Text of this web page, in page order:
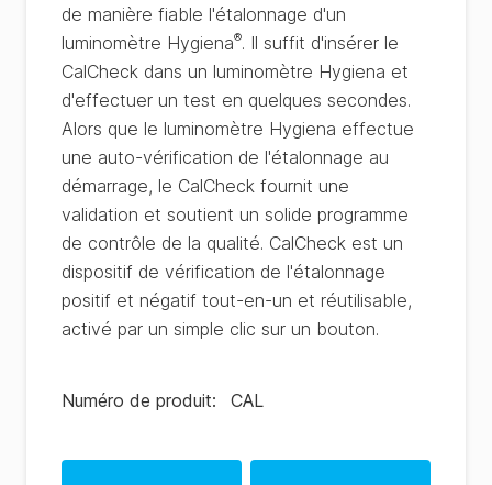
de manière fiable l'étalonnage d'un
luminomètre Hygiena®. Il suffit d'insérer le
CalCheck dans un luminomètre Hygiena et
d'effectuer un test en quelques secondes.
Alors que le luminomètre Hygiena effectue
une auto-vérification de l'étalonnage au
démarrage, le CalCheck fournit une
validation et soutient un solide programme
de contrôle de la qualité. CalCheck est un
dispositif de vérification de l'étalonnage
positif et négatif tout-en-un et réutilisable,
activé par un simple clic sur un bouton.
Numéro de produit: CAL